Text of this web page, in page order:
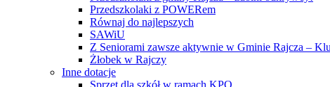
Przedszkolaki z POWERem
Równaj do najlepszych
SAWiU
Z Seniorami zawsze aktywnie w Gminie Rajcza –
Żłobek w Rajczy
Inne dotacje
Sprzęt dla szkół w ramach KPO